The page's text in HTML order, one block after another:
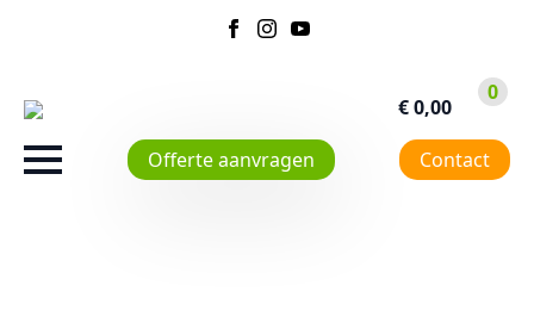
€0,00
0
Offerte aanvragen Contact